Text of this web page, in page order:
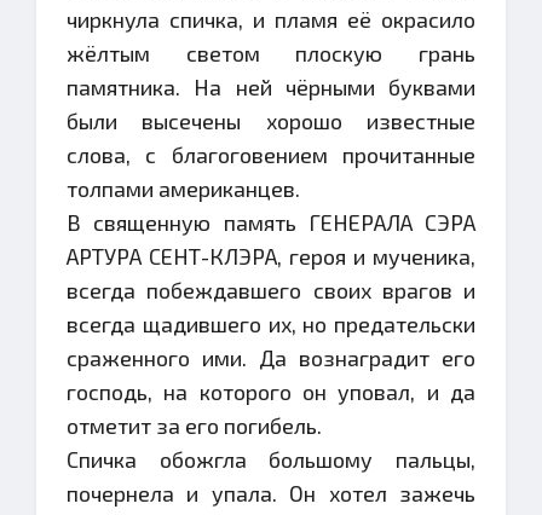
чиркнула спичка, и пламя её окрасило
жёлтым светом плоскую грань
памятника. На ней чёрными буквами
были высечены хорошо известные
слова, с благоговением прочитанные
толпами американцев.
В священную память ГЕНЕРАЛА СЭРА
АРТУРА СЕНТ-КЛЭРА, героя и мученика,
всегда побеждавшего своих врагов и
всегда щадившего их, но предательски
сраженного ими. Да вознаградит его
господь, на которого он уповал, и да
отметит за его погибель.
Спичка обожгла большому пальцы,
почернела и упала. Он хотел зажечь